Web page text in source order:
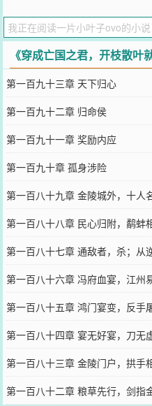
羊。绝境之际，陈政觉醒多子多
励！开局推倒景娴皇后，获一万
库，拿捏世家震慑朝堂；收揽天
功法与无敌强军。面对虎视眈眈
要以铁血手腕，守江山、平天下
您要是觉得《穿成亡国之君，开
请不要忘记向您QQ群和微博微信
《穿成亡国之君，开枝散
第一百九十三章 天下归心
第一百九十二章 归命侯
第一百九十一章 奖励内应
第一百九十章 孤身涉险
第一百八十九章 金陵城外，十人
第一百八十八章 民心归附，鹬蚌
第一百八十七章 通敌者，杀；从
第一百八十六章 冯府血宴，江州
第一百八十五章 鸿门宴变，反手
第一百八十四章 宴无好宴，刀无
第一百八十三章 金陵门户，拱手
第一百八十二章 粮草先行，剑指